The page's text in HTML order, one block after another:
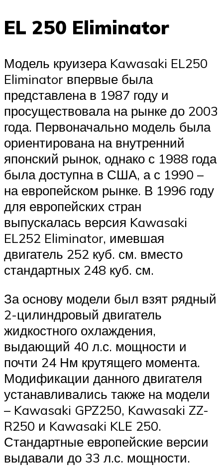
EL 250 Eliminator
Модель круизера Kawasaki EL250
Eliminator впервые была
представлена в 1987 году и
просуществовала на рынке до 2003
года. Первоначально модель была
ориентирована на внутренний
японский рынок, однако с 1988 года
была доступна в США, а с 1990 –
на европейском рынке. В 1996 году
для европейских стран
выпускалась версия Kawasaki
EL252 Eliminator, имевшая
двигатель 252 куб. см. вместо
стандартных 248 куб. см.
За основу модели был взят рядный
2-цилиндровый двигатель
жидкостного охлаждения,
выдающий 40 л.с. мощности и
почти 24 Нм крутящего момента.
Модификации данного двигателя
устанавливались также на модели
– Kawasaki GPZ250, Kawasaki ZZ-
R250 и Kawasaki KLE 250.
Стандартные европейские версии
выдавали до 33 л.с. мощности.